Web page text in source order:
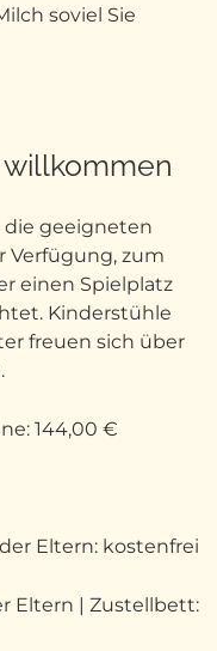
soviel Sie
die geeigneten
Verfügung, zum
einen Spielplatz
Kinderstühle
freuen sich über
144,00 €
Eltern: kostenfrei
Eltern | Zustellbett: